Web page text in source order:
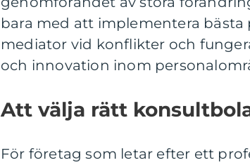
bara med att implementera bästa
mediator vid konflikter och
och innovation inom
Att välja rätt
För företag som letar efter ett